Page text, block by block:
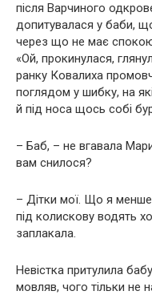
після Варчиного
допитувалася у баби,
через що не має
«Ой, прокинулася,
ранку Ковалиха
поглядом у шибку, на
й під носа щось собі
– Баб, – не вгавала
вам снилося?
– Дітки мої. Що я
під колискову водять
заплакала.
Невістка притулила
мовляв, чого тільки не